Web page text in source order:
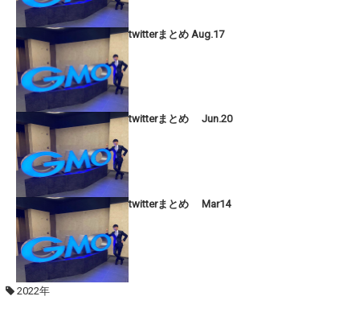
twitterまとめ Aug.17
twitterまとめ Jun.20
twitterまとめ Mar14
2022年